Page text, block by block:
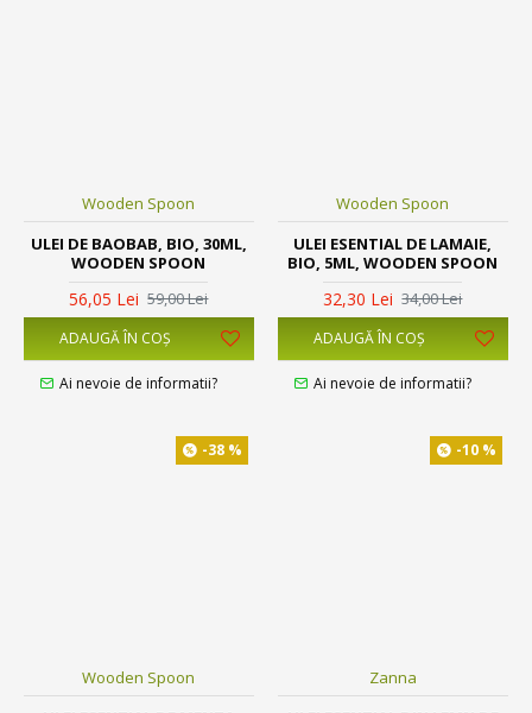
Wooden Spoon
ULEI DE BAOBAB, BIO, 30ML,
WOODEN SPOON
56,05 Lei 59,00 Lei
ADAUGĂ ÎN COŞ
Ai nevoie de informatii?
Wooden Spoon
ULEI ESENTIAL DE LAMAIE,
BIO, 5ML, WOODEN SPOON
32,30 Lei 34,00 Lei
ADAUGĂ ÎN COŞ
Ai nevoie de informatii?
-38 %
Wooden Spoon
-10 %
Zanna